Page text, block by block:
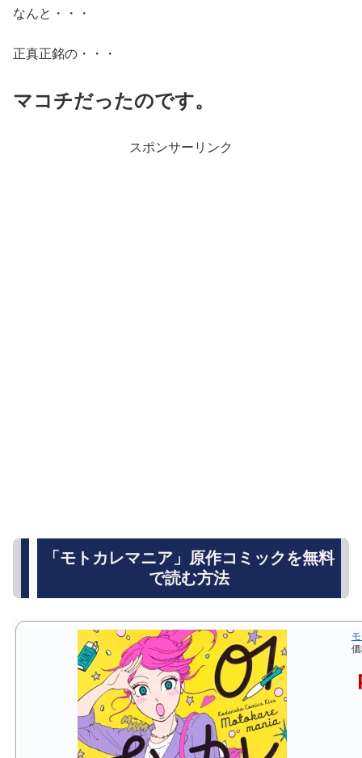
なんと・・・
正真正銘の・・・
マコチだったのです。
スポンサーリンク
「モトカレマニア」原作コミックを無料
で読む方法